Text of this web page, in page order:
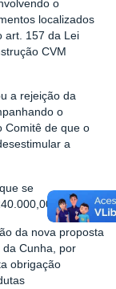
o
localizados
art. 157 da Lei
CVM
a rejeição da
o
Comitê de que o
a
se
da nova proposta
Cunha, por
obrigação